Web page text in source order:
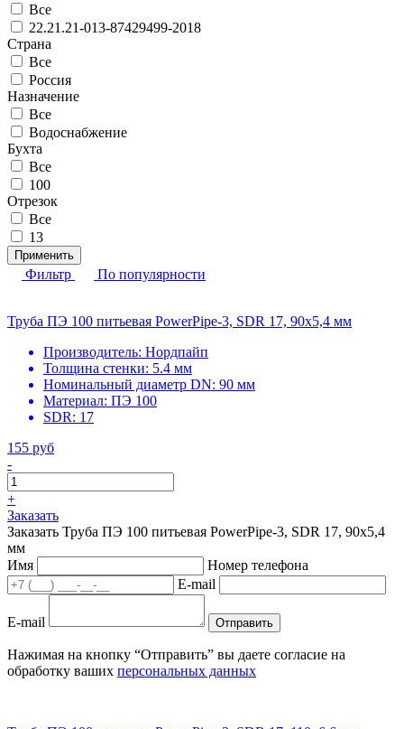
Все
22.21.21-013-87429499-2018
Страна
Все
Россия
Назначение
Все
Водоснабжение
Бухта
Все
100
Отрезок
Все
13
Применить
Фильтр По популярности
Труба ПЭ 100 питьевая PowerPipe-3, SDR 17, 90х5,4 мм
Производитель: Нордпайп
Толщина стенки: 5.4 мм
Номинальный диаметр DN: 90 мм
Материал: ПЭ 100
SDR: 17
155 руб
-
+
Заказать
Заказать Труба ПЭ 100 питьевая PowerPipe-3, SDR 17, 90х5,4
мм
Имя
Номер телефона
E-mail
E-mail Отправить
Нажимая на кнопку “Отправить” вы даете согласие на
обработку ваших персональных данных